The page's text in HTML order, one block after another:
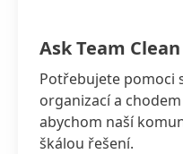
Ask Team Clean
Potřebujete pomoci
organizací a
abychom naší
škálou řešení.